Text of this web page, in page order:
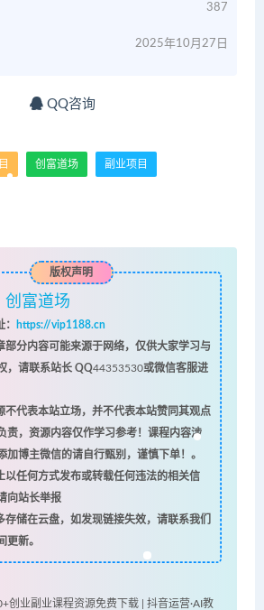
387
2025年10月27日
QQ咨询
创富道场 副业项目
版权声明
创富道场
https://vip1188.cn
分内容可能来源于网络，仅供大家学习与
，请联系站长 QQ44353530或微信客服进
代表本站立场，并不代表本站赞同其观点
责，资源内容仅作学习参考！课程内容涉
加博主微信的请自行甄别，谨慎下单！。
任何方式发布或转载任何违法的相关信
向站长举报
储在云盘，如发现链接失效，请联系我们
更新。
创业副业课程资源免费下载 | 抖音运营·AI教